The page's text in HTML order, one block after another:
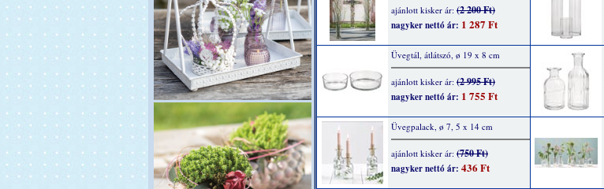
ajánlott kisker ár: (2 200 Ft)
nagyker nettó ár: 1 287 Ft
Üvegtál, átlátszó, ø 19 x 8 cm
ajánlott kisker ár: (2 995 Ft)
nagyker nettó ár: 1 755 Ft
Üvegpalack, ø 7, 5 x 14 cm
ajánlott kisker ár: (750 Ft)
nagyker nettó ár: 436 Ft